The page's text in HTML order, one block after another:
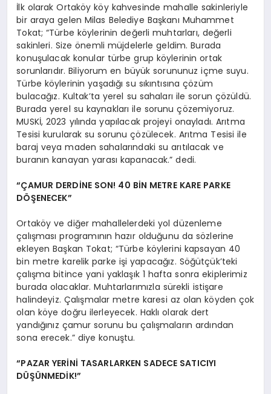
İlk olarak Ortaköy köy kahvesinde mahalle sakinleriyle
bir araya gelen Milas Belediye Başkanı Muhammet
Tokat; “Türbe köylerinin değerli muhtarları, değerli
sakinleri. Size önemli müjdelerle geldim. Burada
konuşulacak konular türbe grup köylerinin ortak
sorunlarıdır. Biliyorum en büyük sorununuz içme suyu.
Türbe köylerinin yaşadığı su sıkıntısına çözüm
bulacağız. Kultak’ta yerel su sahaları ile sorun çözüldü.
Burada yerel su kaynakları ile sorunu çözemiyoruz.
MUSKİ, 2023 yılında yapılacak projeyi onayladı. Arıtma
Tesisi kurularak su sorunu çözülecek. Arıtma Tesisi ile
baraj veya maden sahalarındaki su arıtılacak ve
buranın kanayan yarası kapanacak.” dedi.
“ÇAMUR DERDİNE SON! 40 BİN METRE KARE PARKE
DÖŞENECEK”
Ortaköy ve diğer mahallelerdeki yol düzenleme
çalışması programının hazır olduğunu da sözlerine
ekleyen Başkan Tokat; “Türbe köylerini kapsayan 40
bin metre karelik parke işi yapacağız. Söğütçük’teki
çalışma bitince yani yaklaşık 1 hafta sonra ekiplerimiz
burada olacaklar. Muhtarlarımızla sürekli istişare
halindeyiz. Çalışmalar metre karesi az olan köyden çok
olan köye doğru ilerleyecek. Haklı olarak dert
yandığınız çamur sorunu bu çalışmaların ardından
sona erecek.” diye konuştu.
“PAZAR YERİNİ TASARLARKEN SADECE SATICIYI
DÜŞÜNMEDİK!”